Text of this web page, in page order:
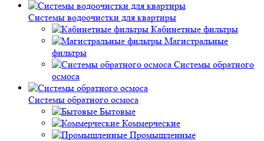
Системы водоочистки для квартиры
Кабинетные фильтры
Магистральные
фильтры
Системы обратного
осмоса
Системы обратного осмоса
Бытовые
Коммерческие
Промышленные